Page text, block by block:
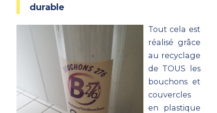
durable
Tout cela est
réalisé grâce
au recyclage
de TOUS les
bouchons et
couvercles
en plastique